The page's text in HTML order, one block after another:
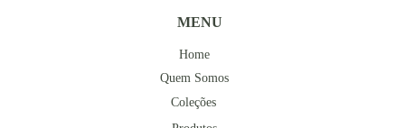
Home
Quem Somos
Coleções
MENU